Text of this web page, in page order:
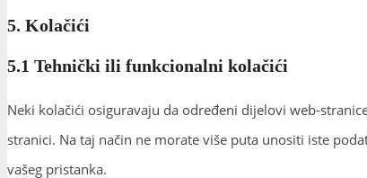
5. Kolačići
5.1 Tehnički ili funkcionalni kolačići
Neki kolačići osiguravaju da određeni dijelovi web-
stranici. Na taj način ne morate više puta unositi iste
vašeg pristanka.